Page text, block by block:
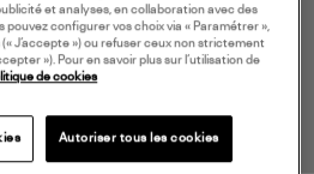
et analyses, en collaboration avec des
pouvez configurer vos choix via « Paramétrer »,
J’accepte ») ou refuser ceux non strictement
»). Pour en savoir plus sur l’utilisation de
de cookies
Autoriser tous les cookies